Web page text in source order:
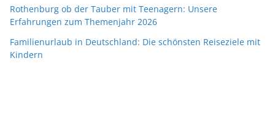
Rothenburg ob der Tauber mit Teenagern: Unsere
Erfahrungen zum Themenjahr 2026
Familienurlaub in Deutschland: Die schönsten Reiseziele mit
Kindern